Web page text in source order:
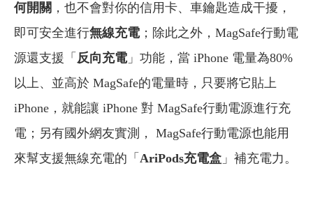
何開關 ，也不會對你的信用卡、車鑰匙造成干擾，
即可安全進行無線充電；除此之外，MagSafe行動電
源還支援「 反向充電」功能，當 iPhone 電量為80%
以上、並高於 MagSafe的電量時，只要將它貼上
iPhone，就能讓 iPhone 對 MagSafe行動電源進行充
電；另有國外網友實測， MagSafe行動電源也能用
來幫支援無線充電的「 AriPods充電盒 」補充電力。